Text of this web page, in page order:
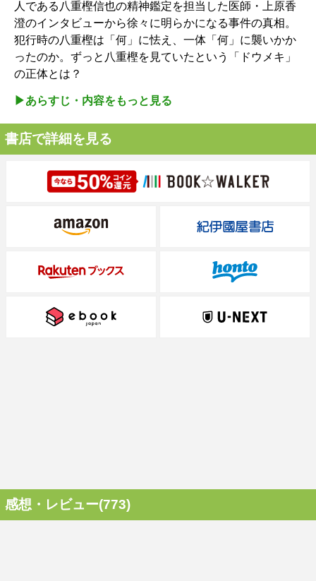
人である八重樫信也の精神鑑定を担当した医師・上原香
澄のインタビューから徐々に明らかになる事件の真相。
犯行時の八重樫は「何」に怯え、一体「何」に襲いかか
ったのか。ずっと八重樫を見ていたという「ドウメキ」
の正体とは？
▶︎あらすじ・内容をもっと見る
書店で詳細を見る
感想・レビュー(773)